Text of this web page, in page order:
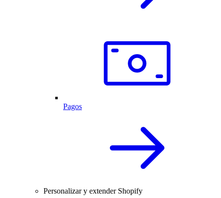
Pagos
Personalizar y extender Shopify